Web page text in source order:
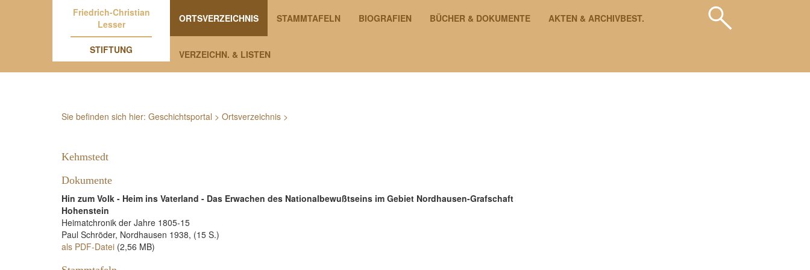
Friedrich-Christian
Lesser
STIFTUNG
ORTSVERZEICHNIS STAMMTAFELN BIOGRAFIEN BÜCHER & DOKUMENTE AKTEN & ARCHIVBEST.
VERZEICHN. & LISTEN
Sie befinden sich hier: Geschichtsportal > Ortsverzeichnis >
Kehmstedt
Dokumente
Hin zum Volk - Heim ins Vaterland - Das Erwachen des Nationalbewußtseins im Gebiet Nordhausen-Grafschaft
Hohenstein
Heimatchronik der Jahre 1805-15
Paul Schröder, Nordhausen 1938, (15 S.)
als PDF-Datei (2,56 MB)